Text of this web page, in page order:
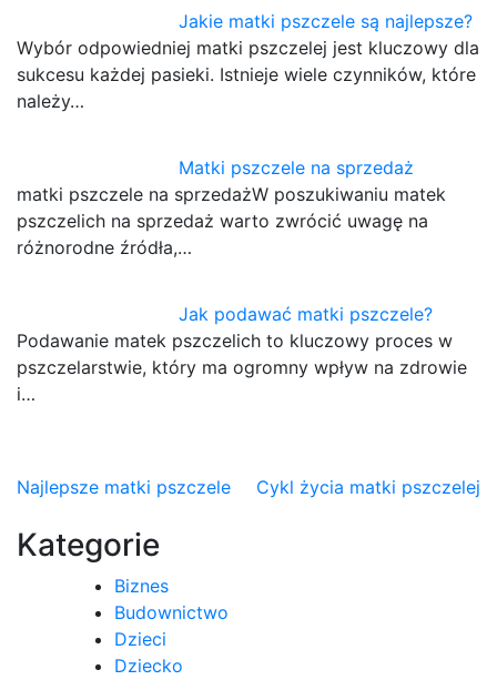
Jakie matki pszczele są najlepsze?
Wybór odpowiedniej matki pszczelej jest kluczowy dla
sukcesu każdej pasieki. Istnieje wiele czynników, które
należy…
Matki pszczele na sprzedaż
matki pszczele na sprzedażW poszukiwaniu matek
pszczelich na sprzedaż warto zwrócić uwagę na
różnorodne źródła,…
Jak podawać matki pszczele?
Podawanie matek pszczelich to kluczowy proces w
pszczelarstwie, który ma ogromny wpływ na zdrowie
i…
Nawigacja
wpisu
Najlepsze matki pszczele Cykl życia matki pszczelej
Kategorie
Biznes
Budownictwo
Dzieci
Dziecko